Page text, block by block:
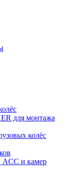
для монтажа
колёс
ACC и камер